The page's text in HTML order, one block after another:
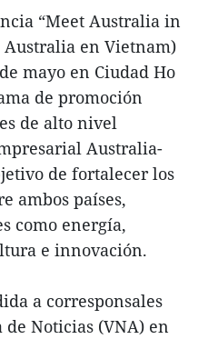
“Meet Australia in
Australia en Vietnam)
mayo en Ciudad Ho
de promoción
de alto nivel
Australia-
de fortalecer los
ambos países,
como energía,
e innovación.
a corresponsales
Noticias (VNA) en